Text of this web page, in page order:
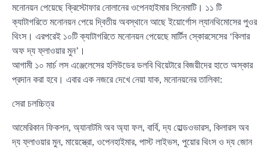
মনোনয়ন পেয়েছে ক্রিস্টোফার নোলানের ওপেনহাইমার সিনেমাটি। ১১ টি
ক্যাটাগরিতে মনোনয়ন পেয়ে দ্বিতীয় অবস্থানে আছে ইয়োর্গোস ল্যানথিমোসের পুওর
থিংস। এরপরেই ১০টি ক্যাটাগরিতে মনোনয়ন পেয়েছে মার্টিন স্কোরসেসের ‘কিলার
অফ দ্য ফ্লাওয়ার মুন’।
আগামী ১০ মার্চ লস এঞ্জেলেসের হলিউডের ডলবি থিয়েটারে বিজয়ীদের হাতে অস্কার
প্রদান করা হবে। এবার এক নজরে দেখে নেয়া যাক, মনোনয়নের তালিকা:
সেরা চলচ্চিত্র
আমেরিকান ফিকশন, অ্যানাটমি অব অ্যা ফল, বার্বি, দ্য হোল্ডওভারস, কিলারস অব
দ্য ফ্লাওয়ার মুন, মায়েস্ত্রো, ওপেনহাইমার, পাস্ট লাইভস, পুয়োর থিংস ও দ্য জোন